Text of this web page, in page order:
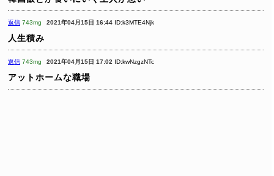
返信 743mg 2021年04月15日 16:44 ID:k3MTE4Njk
人生積み
返信 743mg 2021年04月15日 17:02 ID:kwNzgzNTc
アットホームな職場